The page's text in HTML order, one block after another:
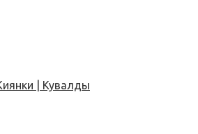
| Кувалды